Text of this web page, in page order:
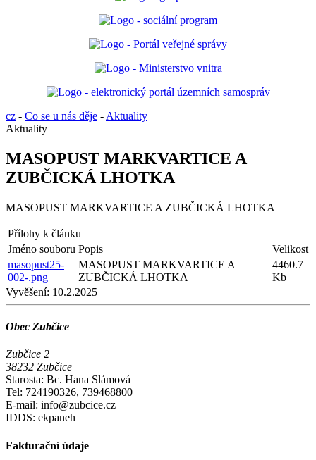
cz - Co se u nás děje - Aktuality
Aktuality
MASOPUST MARKVARTICE A
ZUBČICKÁ LHOTKA
MASOPUST MARKVARTICE A ZUBČICKÁ LHOTKA
Přílohy k článku
Jméno souboru Popis
Velikost
masopust25-
002-.png
MASOPUST MARKVARTICE A
ZUBČICKÁ LHOTKA
4460.7
Kb
Vyvěšení: 10.2.2025
Obec Zubčice
Zubčice 2
38232 Zubčice
Starosta: Bc. Hana Slámová
Tel: 724190326, 739468800
E-mail: info@zubcice.cz
IDDS: ekpaneh
Fakturační údaje